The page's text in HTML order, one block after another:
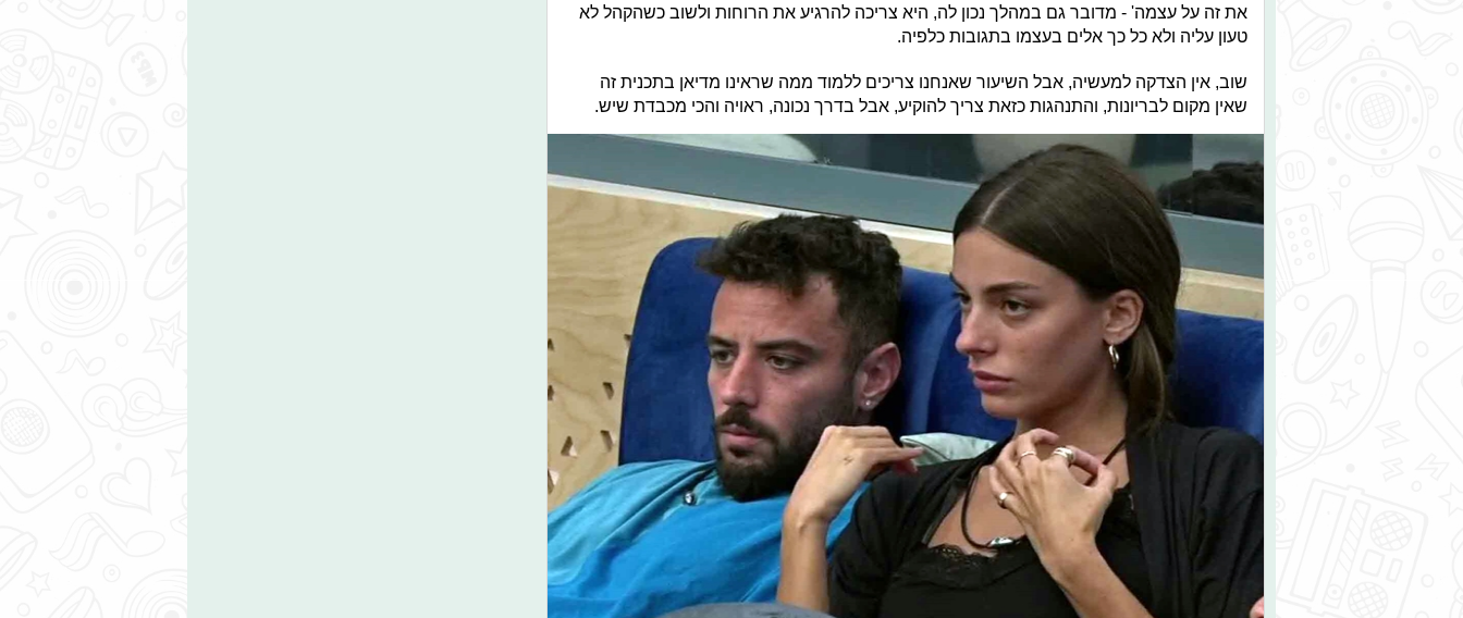
את זה על עצמה' - מדובר גם במהלך נכון לה, היא צריכה להרגיע את הרוחות ולשוב כשהקהל לא
טעון עליה ולא כל כך אלים בעצמו בתגובות כלפיה.
שוב, אין הצדקה למעשיה, אבל השיעור שאנחנו צריכים ללמוד ממה שראינו מדיאן בתכנית זה
שאין מקום לבריונות, והתנהגות כזאת צריך להוקיע, אבל בדרך נכונה, ראויה והכי מכבדת שיש.